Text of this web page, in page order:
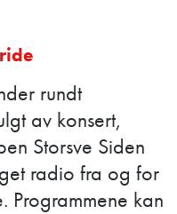
rundt
av konsert,
Storsve Siden
radio fra og for
Programmene kan